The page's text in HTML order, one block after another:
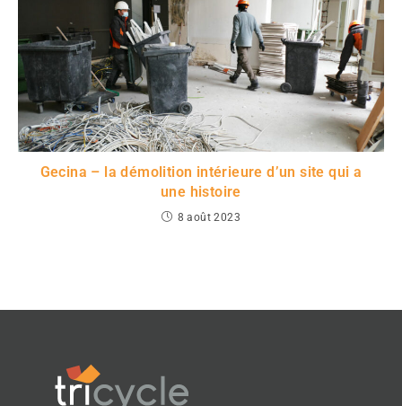
Gecina – la démolition intérieure d’un site qui a
une histoire
8 août 2023